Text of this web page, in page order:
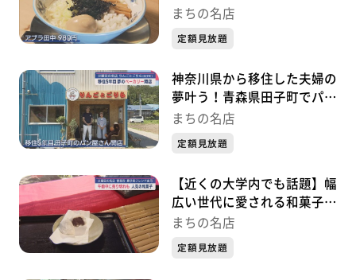
TORAYA」（青森市）~『ま
まちの名店
定額見放題
神奈川県から移住した夫婦の
夢叶う！青森県田子町でパン
店を開店！「りんごとごり
店』～
まちの名店
定額見放題
【近くの大学内でも話題】幅
広い世代に愛される和菓子店
「菓子処フレンド由乃」～
まちの名店
定額見放題